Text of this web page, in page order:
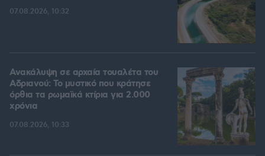
07.08.2026, 10:32
Ανακάλυψη σε αρχαία τουαλέτα του
Αδριανού: Το μυστικό που κράτησε
όρθια τα ρωμαϊκά κτίρια για 2.000
χρόνια
07.08.2026, 10:33